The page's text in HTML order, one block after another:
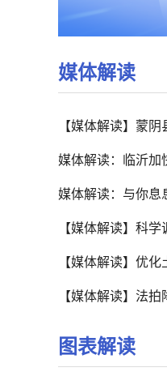
媒体解读
【媒体解读】蒙
媒体解读：临沂加
媒体解读：与你息
【媒体解读】科
【媒体解读】优
【媒体解读】法
图表解读